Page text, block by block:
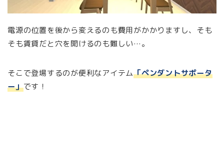
電源の位置を後から変えるのも費用がかかりますし、そも
そも賃貸だと穴を開けるのも難しい…。
そこで登場するのが便利なアイテム「ペンダントサポータ
ー」です！